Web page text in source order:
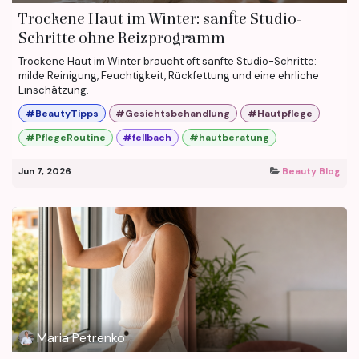
Trockene Haut im Winter: sanfte Studio-
Schritte ohne Reizprogramm
Trockene Haut im Winter braucht oft sanfte Studio-Schritte:
milde Reinigung, Feuchtigkeit, Rückfettung und eine ehrliche
Einschätzung.
#BeautyTipps #Gesichtsbehandlung
#Hautpflege
#PflegeRoutine
#fellbach #hautberatung
Jun 7, 2026 Beauty Blog
Maria Petrenko